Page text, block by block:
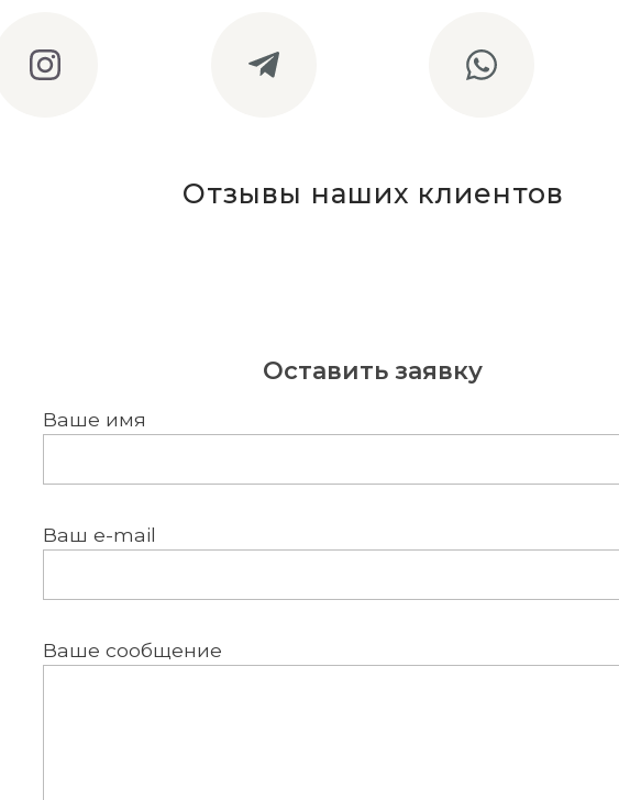
Отзывы наших клиентов
Оставить заявку
Ваше имя
Ваш e-mail
Ваше сообщение